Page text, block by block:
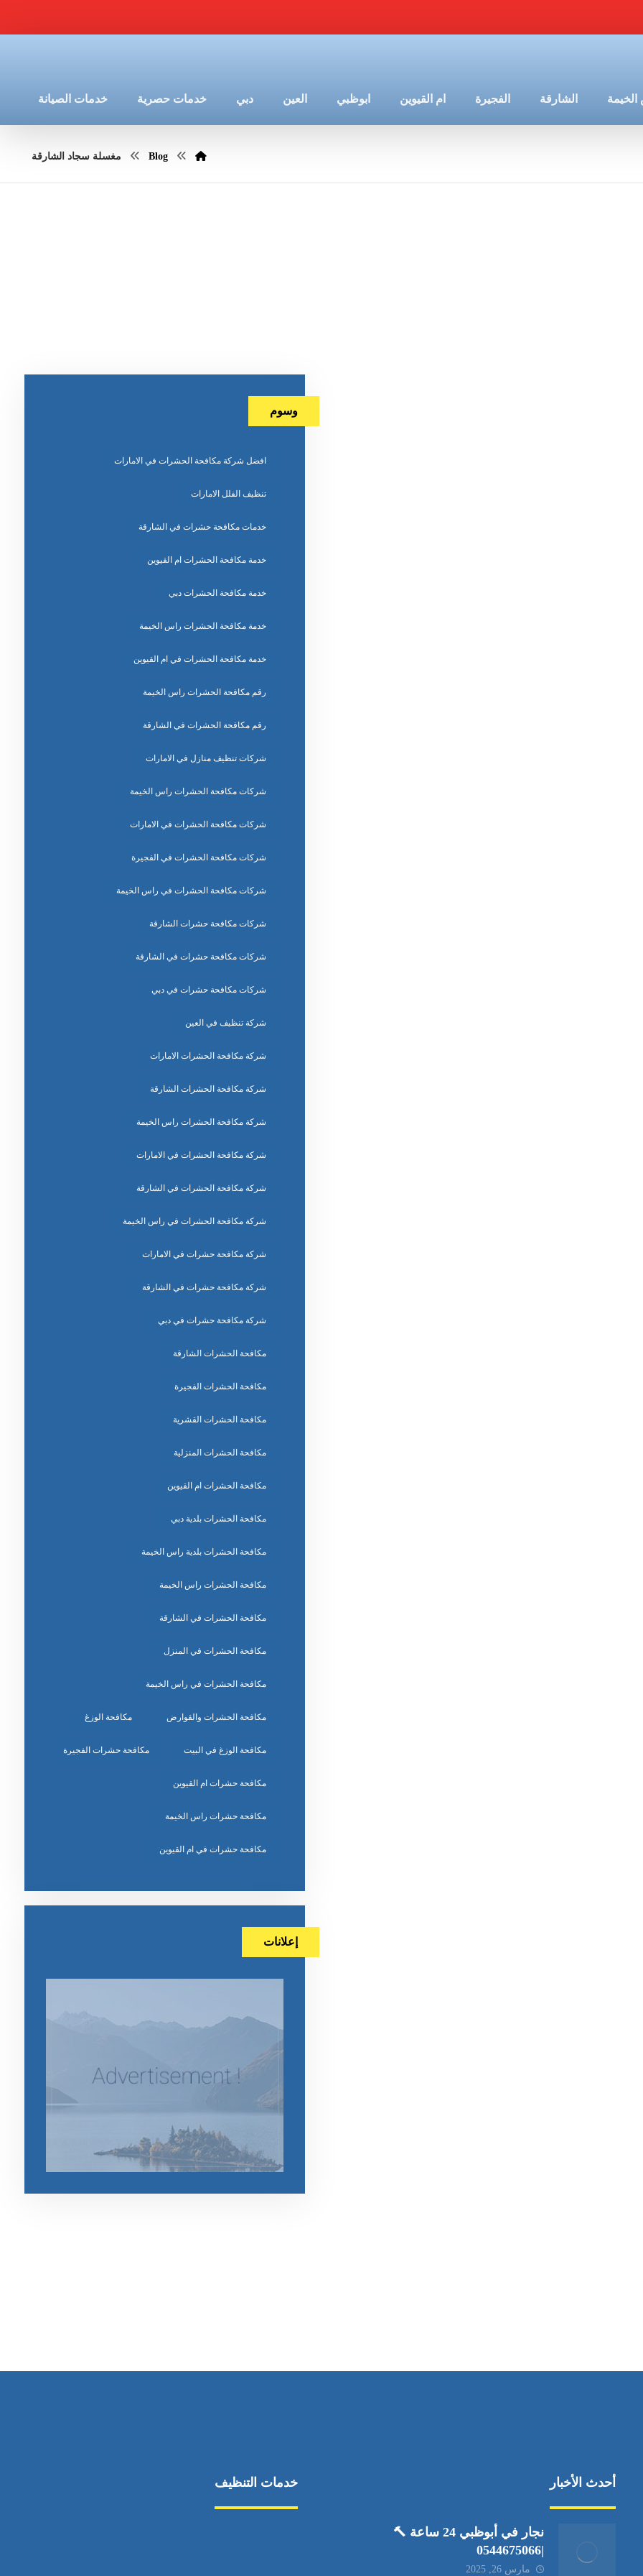
الشارقة الفجيرة ام القيوين ابوظبي العين دبي خدمات حصرية خدمات الصيانة
Blog مغسلة سجاد الشارقة
وسوم
افضل شركة مكافحة الحشرات في الامارات
تنظيف الفلل الامارات
خدمات مكافحة حشرات في الشارقة
خدمة مكافحة الحشرات ام القيوين
خدمة مكافحة الحشرات دبي
خدمة مكافحة الحشرات راس الخيمة
خدمة مكافحة الحشرات في ام القيوين
رقم مكافحة الحشرات راس الخيمة
رقم مكافحة الحشرات في الشارقة
شركات تنظيف منازل في الامارات
شركات مكافحة الحشرات راس الخيمة
شركات مكافحة الحشرات في الامارات
شركات مكافحة الحشرات في الفجيرة
شركات مكافحة الحشرات في راس الخيمة
شركات مكافحة حشرات الشارقة
شركات مكافحة حشرات في الشارقة
شركات مكافحة حشرات في دبي
شركة تنظيف في العين
شركة مكافحة الحشرات الامارات
شركة مكافحة الحشرات الشارقة
شركة مكافحة الحشرات راس الخيمة
شركة مكافحة الحشرات في الامارات
شركة مكافحة الحشرات في الشارقة
شركة مكافحة الحشرات في راس الخيمة
شركة مكافحة حشرات في الامارات
شركة مكافحة حشرات في الشارقة
شركة مكافحة حشرات في دبي
مكافحة الحشرات الشارقة
مكافحة الحشرات الفجيرة
مكافحة الحشرات القشرية
مكافحة الحشرات المنزلية
مكافحة الحشرات ام القيوين
مكافحة الحشرات بلدية دبي
مكافحة الحشرات بلدية راس الخيمة
مكافحة الحشرات راس الخيمة
مكافحة الحشرات في الشارقة
مكافحة الحشرات في المنزل
مكافحة الحشرات في راس الخيمة
مكافحة الحشرات والقوارض مكافحة الوزغ
مكافحة الوزغ في البيت مكافحة حشرات الفجيرة
مكافحة حشرات ام القيوين
مكافحة حشرات راس الخيمة
مكافحة حشرات في ام القيوين
إعلانات
أحدث الأخبار
نجار في أبوظبي 24 ساعة 🔨
|0544675066
مارس 26, 2025
خدمات التنظيف